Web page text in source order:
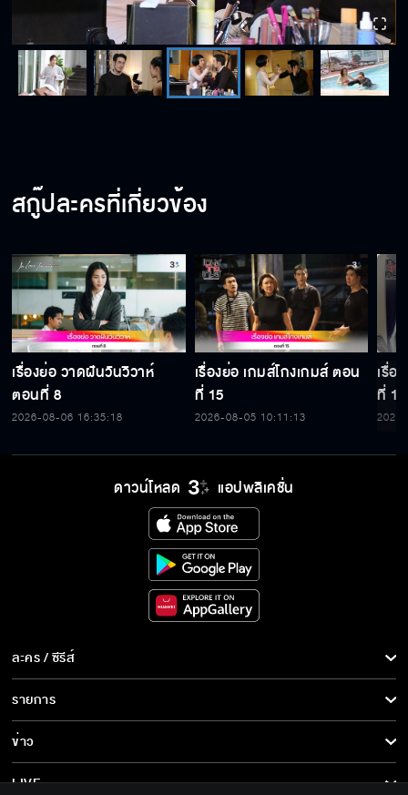
สกู๊ปละครที่เกี่ยวข้อง
เรื่องย่อ วาดฝันวันวิวาห์
ตอนที่ 8
2026-08-06 16:35:18
เรื่องย่อ เกมส์โกงเกมส์ ตอน
ที่ 15
2026-08-05 10:11:13
เรื่อ
ที่ 14
ดาวน์โหลด แอปพลิเคชั่น
ละคร / ซีรีส์
ละคร/ซีรีส์
ซีรีส์นานาชาติ
การ์ตูน & เกม
รายการ
รายการทั้งหมด
ข่าว
ข่าวทั้งหมด
LIVE